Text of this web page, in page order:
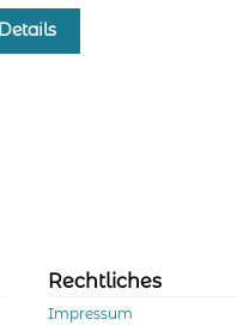
Details
der
Produktseite
gewählt
Rechtliches
Impressum